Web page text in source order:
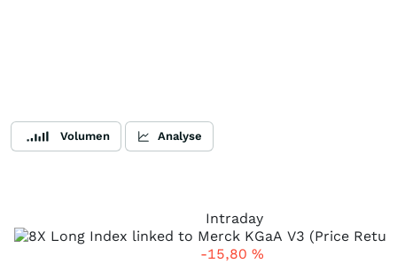
Volumen Analyse
Intraday
-15,80 %